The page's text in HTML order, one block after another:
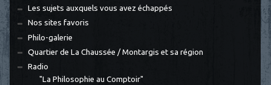
Les sujets auxquels vous avez échappés
Nos sites favoris
Philo-galerie
Quartier de La Chaussée / Montargis et sa région
Radio
"La Philosophie au Comptoir"